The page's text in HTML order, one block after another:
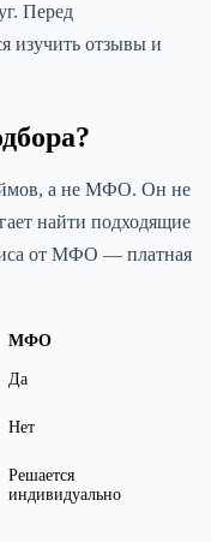
Перед
изучить отзывы и
а не МФО. Он не
найти подходящие
от МФО — платная
МФО
Да
Нет
Решается
индивидуально